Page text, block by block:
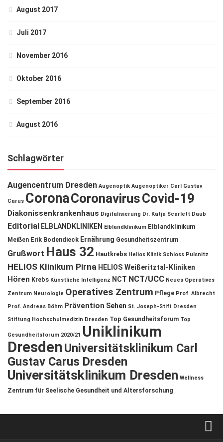
August 2017
Juli 2017
November 2016
Oktober 2016
September 2016
August 2016
Schlagwörter
Augencentrum Dresden Augenoptik Augenoptiker Carl Gustav
Carus CoronaCoronavirusCovid-19
Diakonissenkrankenhaus Digitalisierung Dr. Katja Scarlett Daub
Editorial ELBLANDKLINIKEN Elblandklinikum Elblandklinikum
Meißen Erik Bodendieck Ernährung Gesundheitszentrum
Grußwort Haus 32 Hautkrebs Helios Klinik Schloss Pulsnitz
HELIOS Klinikum Pirna HELIOS Weißeritztal-Kliniken
Hören Krebs Künstliche Intelligenz NCT NCT/UCC Neues Operatives
Zentrum Neurologie Operatives Zentrum Pflege Prof. Albrecht
Prof. Andreas Böhm Prävention Sehen St. Joseph-Stift Dresden
Stiftung Hochschulmedizin Dresden Top Gesundheitsforum Top
Gesundheitsforum 2020/21 Uniklinikum
DresdenUniversitätsklinikum Carl
Gustav Carus Dresden
Universitätsklinikum Dresden Wellness
Zentrum für Seelische Gesundheit und Altersforschung